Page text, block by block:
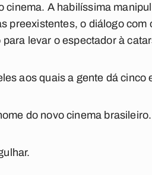
cinema. A habilíssima
preexistentes, o diálogo
levar o espectador à
aos quais a gente dá
do novo cinema brasileiro.